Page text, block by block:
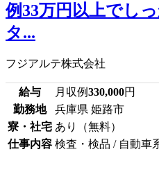
例33万円以上でし
タ...
フジアルテ株式会社
給与 月収例330,000円
勤務地
兵庫県 姫路市
寮・社宅 あり（無料）
仕事内容 検査・検品 / 自動車